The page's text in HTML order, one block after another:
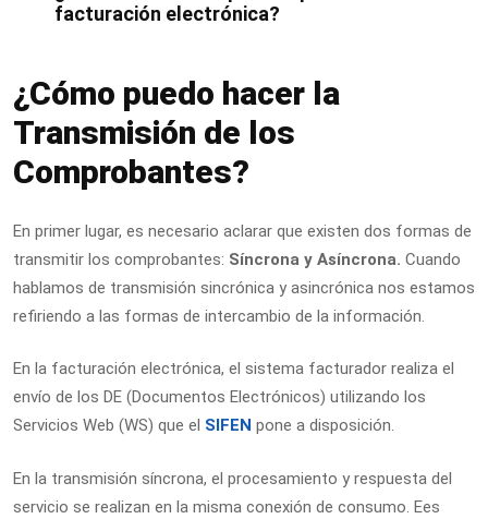
facturación electrónica?
¿Cómo puedo hacer la
Transmisión de los
Comprobantes?
En primer lugar, es necesario aclarar que existen dos formas de
transmitir los comprobantes: Síncrona y Asíncrona. Cuando
hablamos de transmisión sincrónica y asincrónica nos estamos
refiriendo a las formas de intercambio de la información.
En la facturación electrónica, el sistema facturador realiza el
envío de los DE (Documentos Electrónicos) utilizando los
Servicios Web (WS) que el SIFEN pone a disposición.
En la transmisión síncrona, el procesamiento y respuesta del
servicio se realizan en la misma conexión de consumo. Ees